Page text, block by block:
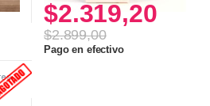
$2.319,20
$2.899,00
Pago en efectivo